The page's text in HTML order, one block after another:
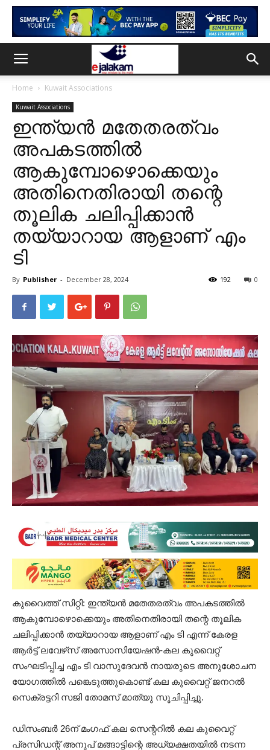
Home Kuwait Associations
Kuwait Associations
ഇന്ത്യൻ മതേതരത്വം
അപകടത്തിൽ
ആകുമ്പോഴൊക്കെയും
അതിനെതിരായി തന്റെ
തൂലിക ചലിപ്പിക്കാൻ
തയ്യാറായ ആളാണ് എം
ടി
By Publisher - December 28, 2024 0
192
കുവൈത്ത് സിറ്റി: ഇന്ത്യൻ മതേതരത്വം അപകടത്തിൽ
ആകുമ്പോഴൊക്കെയും അതിനെതിരായി തന്റെ തൂലിക
ചലിപ്പിക്കാൻ തയ്യാറായ ആളാണ് എം ടി എന്ന് കേരള
ആർട്ട്‌ ലവേഴ്‌സ് അസോസിയേഷൻ-കല കുവൈറ്റ്‌
സംഘടിപ്പിച്ച എം ടി വാസുദേവൻ നായരുടെ അനുശോചന
യോഗത്തിൽ പങ്കെടുത്തുകൊണ്ട് കല കുവൈറ്റ്‌ ജനറൽ
സെക്രട്ടറി സജി തോമസ് മാത്യു സൂചിപ്പിച്ചു.
ഡിസംബർ 26ന് മംഗഫ് കല സെന്ററിൽ കല കുവൈറ്റ്‌
പ്രസിഡന്റ് അനുപ് മങ്ങാട്ടിന്റെ അധ്യക്ഷതയിൽ നടന്ന